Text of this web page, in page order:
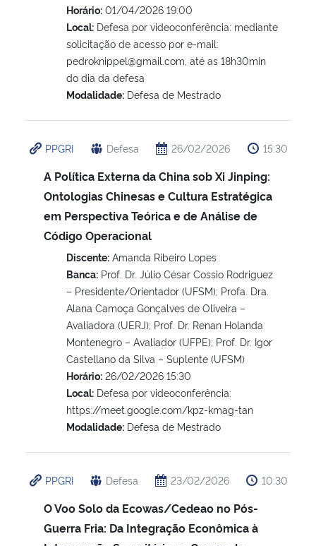
Horário: 01/04/2026 19:00
Local: Defesa por videoconferência: mediante
solicitação de acesso por e-mail:
pedroknippel@gmail.com, até as 18h30min
do dia da defesa
Modalidade: Defesa de Mestrado
PPGRI Defesa 26/02/2026 15:30
A Política Externa da China sob Xi Jinping:
Ontologias Chinesas e Cultura Estratégica
em Perspectiva Teórica e de Análise de
Código Operacional
Discente: Amanda Ribeiro Lopes
Banca: Prof. Dr. Júlio César Cossio Rodriguez
– Presidente/Orientador (UFSM); Profa. Dra.
Alana Camoça Gonçalves de Oliveira –
Avaliadora (UERJ); Prof. Dr. Renan Holanda
Montenegro – Avaliador (UFPE); Prof. Dr. Igor
Castellano da Silva – Suplente (UFSM)
Horário: 26/02/2026 15:30
Local: Defesa por videoconferência:
https://meet.google.com/kpz-kmag-tan
Modalidade: Defesa de Mestrado
PPGRI Defesa 23/02/2026 10:30
O Voo Solo da Ecowas/Cedeao no Pós-
Guerra Fria: Da Integração Econômica à